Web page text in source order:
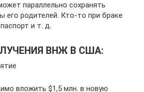
параллельно сохранять
его родителей. Кто-то при браке
и т. д.
ВНЖ В США:
вложить $1,5 млн. в новую